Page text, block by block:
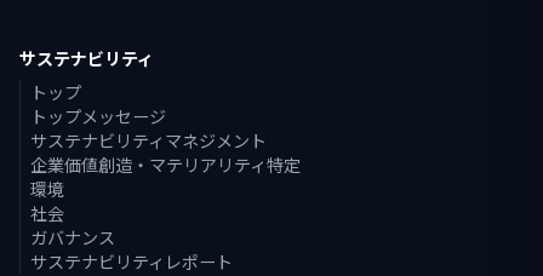
サステナビリティ
トップ
トップメッセージ
サステナビリティマネジメント
企業価値創造・マテリアリティ特定
環境
社会
ガバナンス
サステナビリティレポート